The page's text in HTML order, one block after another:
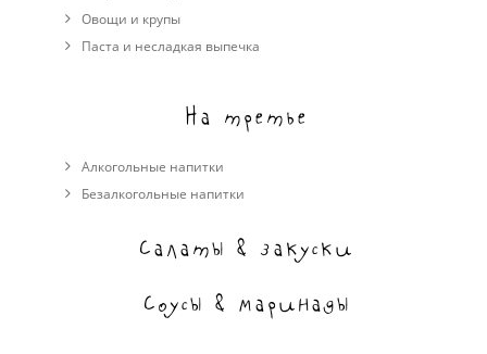
Овощи и крупы
Паста и несладкая выпечка
На третье
Алкогольные напитки
Безалкогольные напитки
Салаты & закуски
Соусы & маринады